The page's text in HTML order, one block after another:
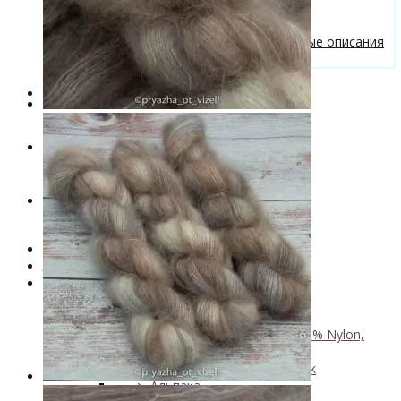
Бесплатные описания моделей
Вязальные лайфхаки
Галерея вязаных изделий и бесплатные описания
от VizEll
Скидки
Новинки
. . .
Книги по окрашиванию пряжи
Лимитированная коллекция пряжи
Пряжа ручного крашения VizEll+
- Luxury Collection
- Кид мохер, альпака+
↘ KidLace, 70% Kid Mohair 30% Nylon,
450м/50г
↘ KidSilk, Super Kid Mohair Silk
↘ Альпака